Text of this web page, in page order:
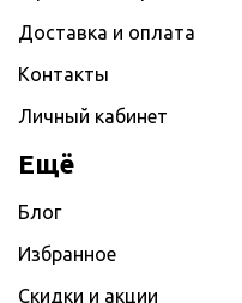
Доставка и оплата
Контакты
Личный кабинет
Ещё
Блог
Избранное
Скидки и акции